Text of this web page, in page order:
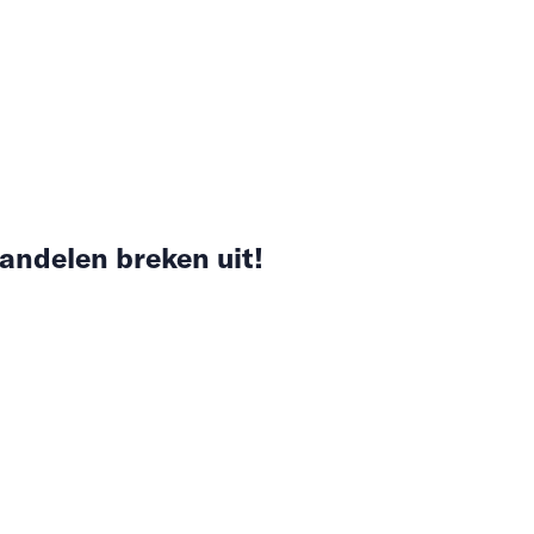
breken uit!